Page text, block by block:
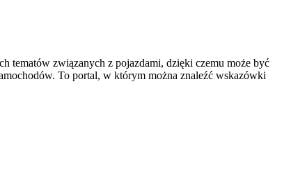
tematów związanych z pojazdami, dzięki czemu może być
To portal, w którym można znaleźć wskazówki